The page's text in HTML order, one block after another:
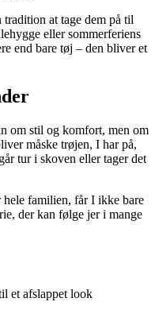
at tage dem på til
eller sommerferiens
end bare tøj – den bliver et
om stil og komfort, men om
måske trøjen, I har på,
tur i skoven eller tager det
familien, får I ikke bare
der kan følge jer i mange
et afslappet look